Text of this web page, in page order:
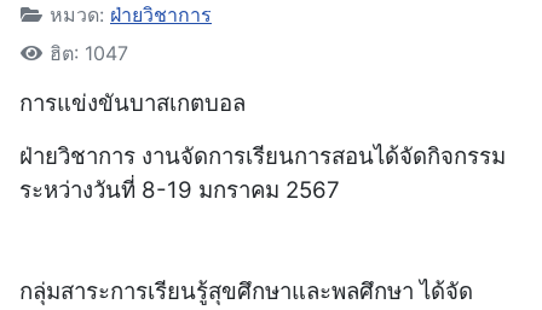
หมวด: ฝ่ายวิชาการ
ฮิต: 1047
การแข่งขันบาสเกตบอล
ฝ่ายวิชาการ งานจัดการเรียนการสอนได้จัดกิจกรรม
ระหว่างวันที่ 8-19 มกราคม 2567
กลุ่มสาระการเรียนรู้สุขศึกษาและพลศึกษา ได้จัด